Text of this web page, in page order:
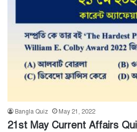
Bangla Quiz May 21, 2022
21st May Current Affairs